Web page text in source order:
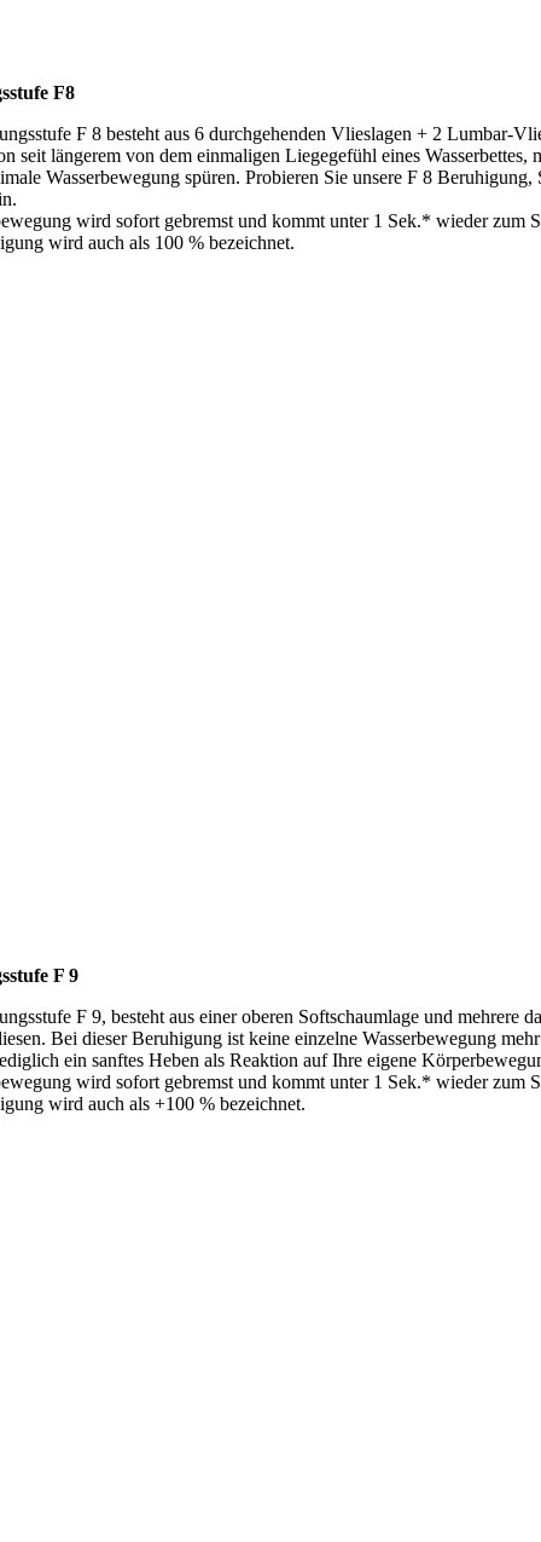
F8
F 8 besteht aus 6 durchgehenden Vlieslagen + 2 Lumbar-
seit längerem von dem einmaligen Liegegefühl eines Wasserbettes,
Wasserbewegung spüren. Probieren Sie unsere F 8 Beruhigung,
wird sofort gebremst und kommt unter 1 Sek.* wieder zum
wird auch als 100 % bezeichnet.
F 9
F 9, besteht aus einer oberen Softschaumlage und mehrere
Bei dieser Beruhigung ist keine einzelne Wasserbewegung
ein sanftes Heben als Reaktion auf Ihre eigene
wird sofort gebremst und kommt unter 1 Sek.* wieder zum
wird auch als +100 % bezeichnet.